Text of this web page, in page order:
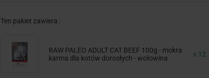
Ten pakiet zawiera :
RAW PALEO ADULT CAT BEEF 100g - mokra
karma dla kotów dorosłych - wołowina
x 12